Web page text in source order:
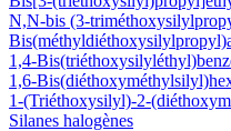
N,N-bis (3-
1,4-
1,6-
1-(Triéthoxysilyl)-2-
Silanes halogènes